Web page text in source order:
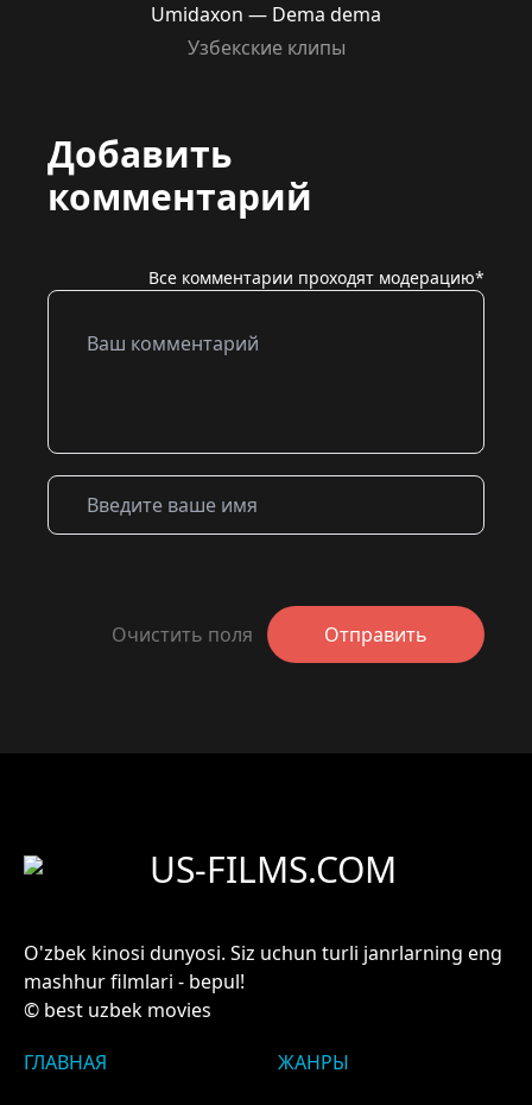
Umidaxon — Dema dema
Узбекские клипы
Добавить
комментарий
Все комментарии проходят модерацию*
Очистить поля Отправить
US-FILMS.COM
O'zbek kinosi dunyosi. Siz uchun turli janrlarning eng
mashhur filmlari - bepul!
© best uzbek movies
ГЛАВНАЯ
ЖАНРЫ